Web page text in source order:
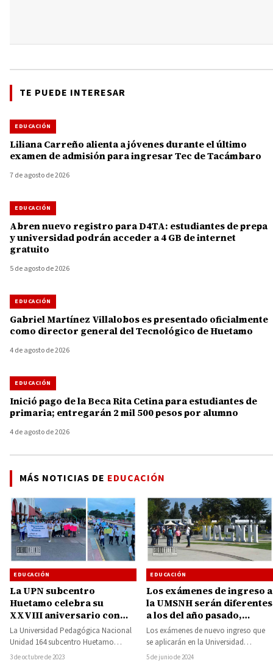
TE PUEDE INTERESAR
EDUCACIÓN
Liliana Carreño alienta a jóvenes durante el último
examen de admisión para ingresar Tec de Tacámbaro
7 de agosto de 2026
EDUCACIÓN
Abren nuevo registro para D4TA: estudiantes de prepa
y universidad podrán acceder a 4 GB de internet
gratuito
5 de agosto de 2026
EDUCACIÓN
Gabriel Martínez Villalobos es presentado oficialmente
como director general del Tecnológico de Huetamo
4 de agosto de 2026
EDUCACIÓN
Inició pago de la Beca Rita Cetina para estudiantes de
primaria; entregarán 2 mil 500 pesos por alumno
4 de agosto de 2026
MÁS NOTICIAS DE EDUCACIÓN
EDUCACIÓN
La UPN subcentro
Huetamo celebra su
XXVIII aniversario con
una caminata
La Universidad Pedagógica Nacional
Unidad 164 subcentro Huetamo
celebró su XXVIII aniversario con una
3 de octubre de 2023
EDUCACIÓN
Los exámenes de ingreso a
la UMSNH serán diferentes
a los del año pasado,
advierte el secretario
Académico
Los exámenes de nuevo ingreso que
se aplicarán en la Universidad
Michoacana de San Nicolás de
5 de junio de 2024